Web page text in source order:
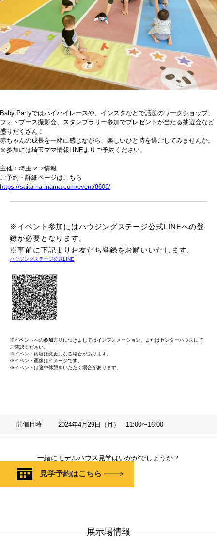
Baby Partyではハイハイレースや、インスタなどで話題のワークショップ、
フォトブース撮影会、スタンプラリー参加でプレゼントが当たる抽選会など
盛りだくさん！
赤ちゃんの成長を一緒に感じながら、楽しいひと時を過ごしてみませんか。
※参加には埼玉ママ情報LINEよりご予約ください。
主催：埼玉ママ情報
ご予約・詳細ページはこちら
https://saitama-mama.com/event/8608/
※イベント参加にはハウジングステージ公式LINEへの登
録が必要となります。
※事前に下記よりお友だち登録をお願いいたします。
ハウジングステージ公式LINE
※イベントへの参加方法につきましてはインフォメーション、またはセンターハウスにて
ご確認ください。
※イベント内容は変更になる場合があります。
※イベント画像はイメージです。
※イベントは途中休憩をいただく場合があります。
開催日時 2024年4月29日（月） 11:00〜16:00
一緒にモデルハウス見学はいかがでしょうか？
見学予約はこちら
展示場情報